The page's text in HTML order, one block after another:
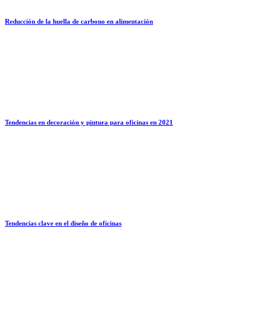
Reducción de la huella de carbono en alimentación
Tendencias en decoración y pintura para oficinas en 2021
Tendencias clave en el diseño de oficinas